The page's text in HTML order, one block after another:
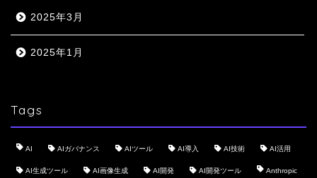
2025年3月
2025年1月
Tags
AI AIガバナンス AIツール AI導入 AI技術 AI活用
AI生成ツール AI画像生成 AI開発 AI開発ツール Anthropic